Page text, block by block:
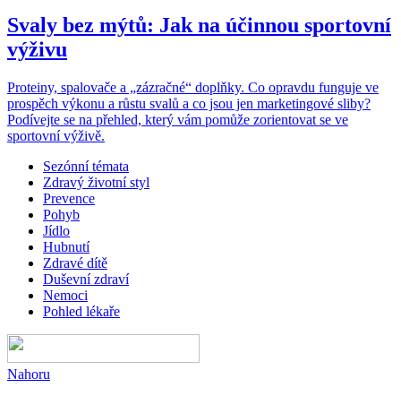
Svaly bez mýtů: Jak na účinnou sportovní
výživu
Proteiny, spalovače a „zázračné“ doplňky. Co opravdu funguje ve
prospěch výkonu a růstu svalů a co jsou jen marketingové sliby?
Podívejte se na přehled, který vám pomůže zorientovat se ve
sportovní výživě.
Sezónní témata
Zdravý životní styl
Prevence
Pohyb
Jídlo
Hubnutí
Zdravé dítě
Duševní zdraví
Nemoci
Pohled lékaře
Nahoru